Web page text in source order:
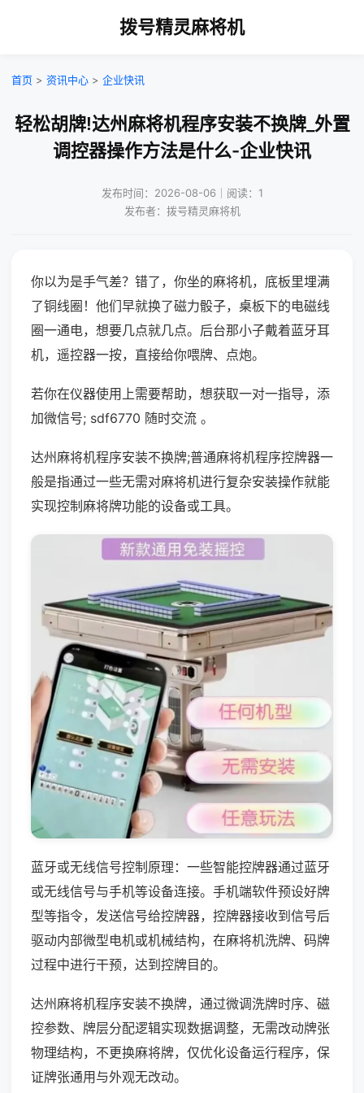
拨号精灵麻将机
首页 > 资讯中心 > 企业快讯
轻松胡牌!达州麻将机程序安装不换牌_外置
调控器操作方法是什么-企业快讯
发布时间：2026-08-06｜阅读：1
发布者：拨号精灵麻将机
你以为是手气差？错了，你坐的麻将机，底板里埋满
了铜线圈！他们早就换了磁力骰子，桌板下的电磁线
圈一通电，想要几点就几点。后台那小子戴着蓝牙耳
机，遥控器一按，直接给你喂牌、点炮。
若你在仪器使用上需要帮助，想获取一对一指导，添
加微信号; sdf6770 随时交流 。
达州麻将机程序安装不换牌;普通麻将机程序控牌器一
般是指通过一些无需对麻将机进行复杂安装操作就能
实现控制麻将牌功能的设备或工具。
蓝牙或无线信号控制原理：一些智能控牌器通过蓝牙
或无线信号与手机等设备连接。手机端软件预设好牌
型等指令，发送信号给控牌器，控牌器接收到信号后
驱动内部微型电机或机械结构，在麻将机洗牌、码牌
过程中进行干预，达到控牌目的。
达州麻将机程序安装不换牌，通过微调洗牌时序、磁
控参数、牌层分配逻辑实现数据调整，无需改动牌张
物理结构，不更换麻将牌，仅优化设备运行程序，保
证牌张通用与外观无改动。